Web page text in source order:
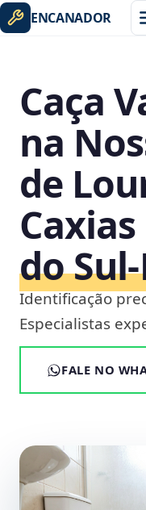
ENCANADOR
Caça
na
de
Caxias
do
Identificação
Especialistas
FALE NO